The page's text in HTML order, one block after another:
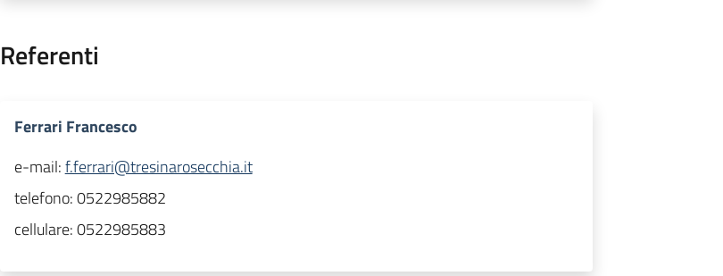
Referenti
Ferrari Francesco
e-mail:f.ferrari@tresinarosecchia.it
telefono:0522985882
cellulare:0522985883